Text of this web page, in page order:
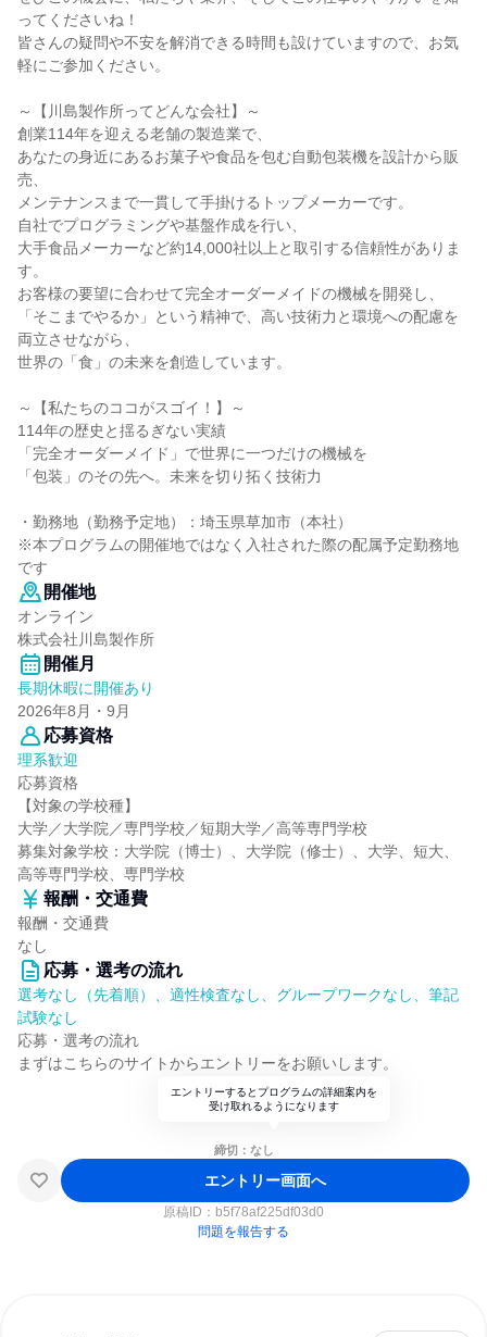
ってくださいね！
皆さんの疑問や不安を解消できる時間も設けていますので、お気
軽にご参加ください。
～【川島製作所ってどんな会社】～
創業114年を迎える老舗の製造業で、
あなたの身近にあるお菓子や食品を包む自動包装機を設計から販
売、
メンテナンスまで一貫して手掛けるトップメーカーです。
自社でプログラミングや基盤作成を行い、
大手食品メーカーなど約14,000社以上と取引する信頼性がありま
す。
お客様の要望に合わせて完全オーダーメイドの機械を開発し、
「そこまでやるか」という精神で、高い技術力と環境への配慮を
両立させながら、
世界の「食」の未来を創造しています。
～【私たちのココがスゴイ！】～
114年の歴史と揺るぎない実績
「完全オーダーメイド」で世界に一つだけの機械を
「包装」のその先へ。未来を切り拓く技術力
・勤務地（勤務予定地）：埼玉県草加市（本社）
※本プログラムの開催地ではなく入社された際の配属予定勤務地
です
開催地
オンライン
株式会社川島製作所
開催月
長期休暇に開催あり
2026年8月・9月
応募資格
理系歓迎
応募資格
【対象の学校種】
大学／大学院／専門学校／短期大学／高等専門学校
募集対象学校：大学院（博士）、大学院（修士）、大学、短大、
高等専門学校、専門学校
報酬・交通費
報酬・交通費
なし
応募・選考の流れ
選考なし（先着順）、適性検査なし、グループワークなし、筆記
試験なし
応募・選考の流れ
まずはこちらのサイトからエントリーをお願いします。
エントリーするとプログラムの詳細案内を
受け取れるようになります
締切：なし
エントリー画面へ
原稿ID： b5f78af225df03d0
問題を報告する